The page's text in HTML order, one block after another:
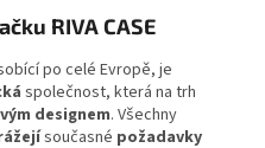
RIVA CASE
po celé Evropě, je
společnost, která na trh
designem. Všechny
současné požadavky